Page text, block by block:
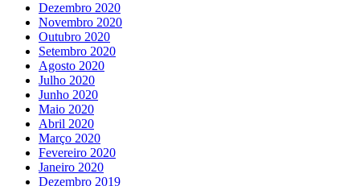
Dezembro 2020
Novembro 2020
Outubro 2020
Setembro 2020
Agosto 2020
Julho 2020
Junho 2020
Maio 2020
Abril 2020
Março 2020
Fevereiro 2020
Janeiro 2020
Dezembro 2019